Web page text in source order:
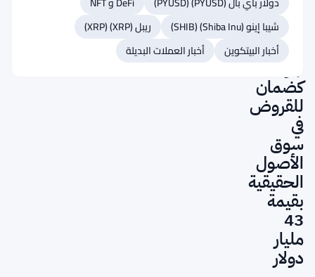
تقبل
كضمان
للقروض
في
سوق
الأصول
الحقيقية
بقيمة
43
مليار
دولار
شيبا إينو (Shiba Inu) (SHIB)
ريبل (XRP) (XRP)
أخبار البيتكوين
أخبار العملات البديلة